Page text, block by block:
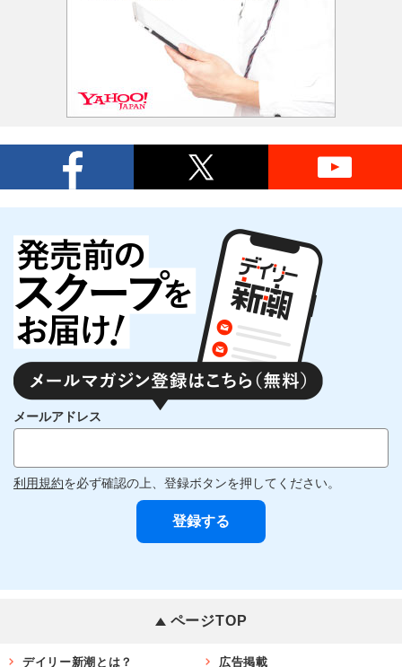
メールアドレス
利用規約を必ず確認の上、登録ボタンを押してください。
ページTOP
デイリー新潮とは？ 広告掲載